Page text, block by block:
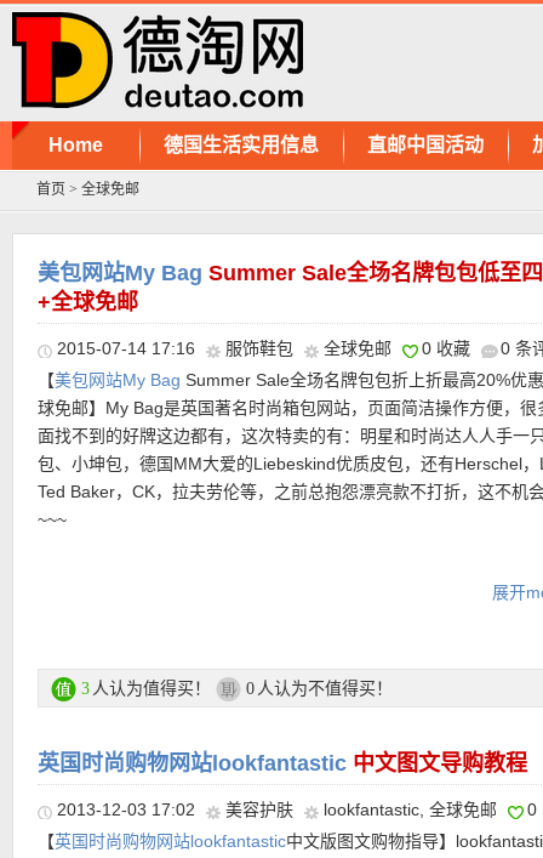
Home 德国生活实用信息 直邮中国活动
首页 > 全球免邮
美包网站My Bag Summer Sale全场名牌包包低至
+全球免邮
2015-07-14 17:16 服饰鞋包 全球免邮 0 收藏
0 条
【美包网站My Bag Summer Sale全场名牌包包折上折最高20%优
球免邮】My Bag是英国著名时尚箱包网站，页面简洁操作方便，很
面找不到的好牌这边都有，这次特卖的有：明星和时尚达人人手一
包、小坤包，德国MM大爱的Liebeskind优质皮包，还有Herschel
Ted Baker，CK，拉夫劳伦等，之前总抱怨漂亮款不打折，这不机
~~~
全！球！免！邮！海淘好机会~
特价链接
展开
3 人认为值得买！ 0 人认为不值得买！
英国时尚购物网站lookfantastic 中文图文导购教程
2013-12-03 17:02 美容护肤 lookfantastic 全球免邮
0
【英国时尚购物网站lookfantastic中文版图文购物指导】